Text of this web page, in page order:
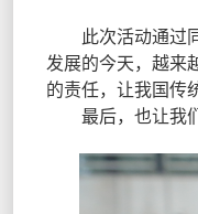
此次活动通过同
发展的今天，越来
的责任，让我国传
最后，也让我们